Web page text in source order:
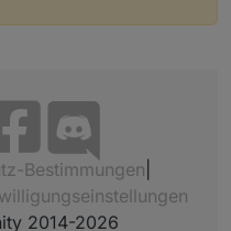
Bestimmungen
2014-2026